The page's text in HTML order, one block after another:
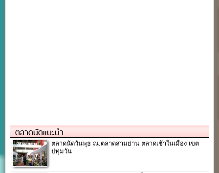
ตลาดนัดแนะนำ
ตลาดนัดวันพุธ ณ.ตลาดสามย่าน ตลาดเช้าในเมือง เขต
ปทุมวัน